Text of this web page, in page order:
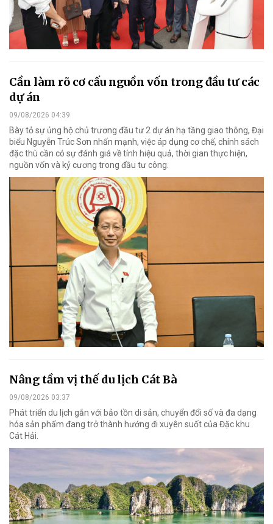
Cần làm rõ cơ cấu nguồn vốn trong đầu tư các
dự án
09/08/2026 04:39
Bày tỏ sự ủng hộ chủ trương đầu tư 2 dự án hạ tầng giao thông, Đại
biểu Nguyễn Trúc Sơn nhấn mạnh, việc áp dụng cơ chế, chính sách
đặc thù cần có sự đánh giá về tính hiệu quả, thời gian thực hiện,
nguồn vốn và kỷ cương trong đầu tư công.
Nâng tầm vị thế du lịch Cát Bà
09/08/2026 03:37
Phát triển du lịch gắn với bảo tồn di sản, chuyển đổi số và đa dạng
hóa sản phẩm đang trở thành hướng đi xuyên suốt của Đặc khu
Cát Hải.